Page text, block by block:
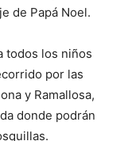
de Papá Noel.
todos los niños
por las
y Ramallosa,
donde podrán